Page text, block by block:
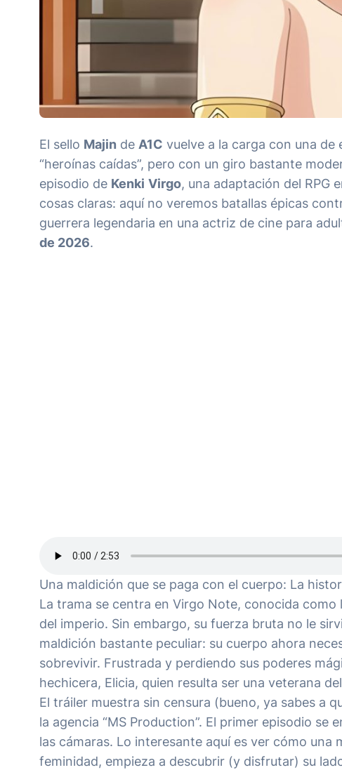
El sello Majin de A1C vuelve a la carga con una
“heroínas caídas”, pero con un giro bastante
episodio de Kenki Virgo, una adaptación del RPG
cosas claras: aquí no veremos batallas épicas
guerrera legendaria en una actriz de cine para
de 2026.
Una maldición que se paga con el cuerpo: La
La trama se centra en Virgo Note, conocida como
del imperio. Sin embargo, su fuerza bruta no le
maldición bastante peculiar: su cuerpo ahora
sobrevivir. Frustrada y perdiendo sus poderes
hechicera, Elicia, quien resulta ser una veterana
El tráiler muestra sin censura (bueno, ya sabes a
la agencia “MS Production”. El primer episodio
las cámaras. Lo interesante aquí es ver cómo
feminidad, empieza a descubrir (y disfrutar) su